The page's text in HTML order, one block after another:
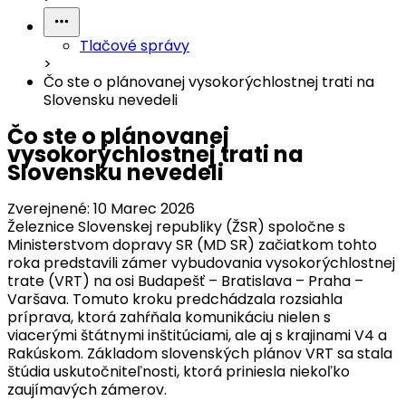
Tlačové správy
>
Čo ste o plánovanej vysokorýchlostnej trati na
Slovensku nevedeli
Čo ste o plánovanej
vysokorýchlostnej trati na
Slovensku nevedeli
Zverejnené: 10 Marec 2026
Železnice Slovenskej republiky (ŽSR) spoločne s
Ministerstvom dopravy SR (MD SR) začiatkom tohto
roka predstavili zámer vybudovania vysokorýchlostnej
trate (VRT) na osi Budapešť – Bratislava – Praha –
Varšava. Tomuto kroku predchádzala rozsiahla
príprava, ktorá zahŕňala komunikáciu nielen s
viacerými štátnymi inštitúciami, ale aj s krajinami V4 a
Rakúskom. Základom slovenských plánov VRT sa stala
štúdia uskutočniteľnosti, ktorá priniesla niekoľko
zaujímavých zámerov.